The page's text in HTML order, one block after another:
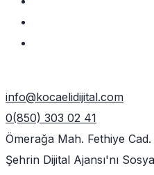
info@kocaelidijital.com
0(850) 303 02 41
Ömerağa Mah. Fethiye Cad.
Şehrin Dijital Ajansı'nı